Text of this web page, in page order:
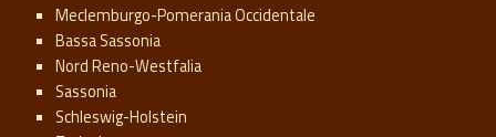
Meclemburgo-Pomerania Occidentale
Bassa Sassonia
Nord Reno-Westfalia
Sassonia
Schleswig-Holstein